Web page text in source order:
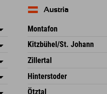
Austria
Montafon
Dorfstr. 127b
Austria
Kitzbühel/St. Johann
Speckbacherstraße 87
Austria
Zillertal
Schmiedau 2
Austria
Hinterstoder
Freizeitpark 10
Ötztal